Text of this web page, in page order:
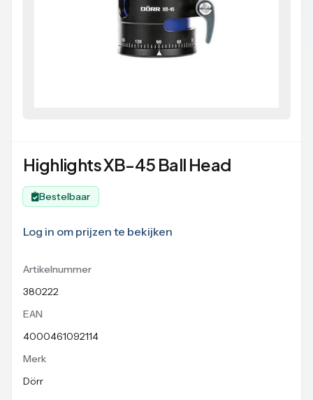
Highlights XB-45 Ball Head
Bestelbaar
Log in om prijzen te bekijken
Artikelnummer
380222
EAN
4000461092114
Merk
Dörr